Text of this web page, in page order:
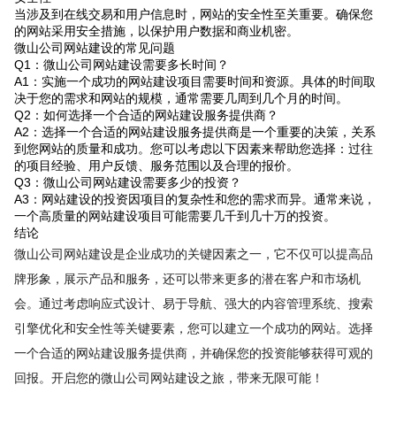
当涉及到在线交易和用户信息时，网站的安全性至关重要。确保您
的网站采用安全措施，以保护用户数据和商业机密。
微山公司网站建设的常见问题
Q1：微山公司网站建设需要多长时间？
A1：实施一个成功的网站建设项目需要时间和资源。具体的时间取
决于您的需求和网站的规模，通常需要几周到几个月的时间。
Q2：如何选择一个合适的网站建设服务提供商？
A2：选择一个合适的网站建设服务提供商是一个重要的决策，关系
到您网站的质量和成功。您可以考虑以下因素来帮助您选择：过往
的项目经验、用户反馈、服务范围以及合理的报价。
Q3：微山公司网站建设需要多少的投资？
A3：网站建设的投资因项目的复杂性和您的需求而异。通常来说，
一个高质量的网站建设项目可能需要几千到几十万的投资。
结论
微山公司网站建设是企业成功的关键因素之一，它不仅可以提高品
牌形象，展示产品和服务，还可以带来更多的潜在客户和市场机
会。通过考虑响应式设计、易于导航、强大的内容管理系统、搜索
引擎优化和安全性等关键要素，您可以建立一个成功的网站。选择
一个合适的网站建设服务提供商，并确保您的投资能够获得可观的
回报。开启您的微山公司网站建设之旅，带来无限可能！